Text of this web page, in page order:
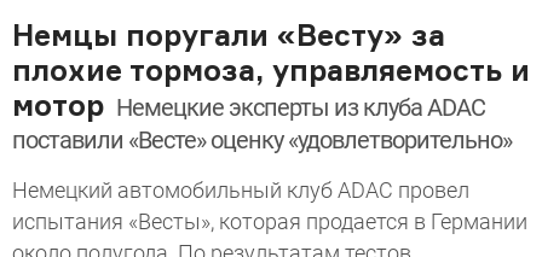
Немцы поругали «Весту» за
плохие тормоза, управляемость и
мотор Немецкие эксперты из клуба ADAC
поставили «Весте» оценку «удовлетворительно»
Немецкий автомобильный клуб ADAC провел
испытания «Весты», которая продается в Германии